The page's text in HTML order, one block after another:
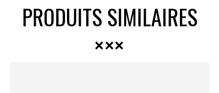
PRODUITS SIMILAIRES